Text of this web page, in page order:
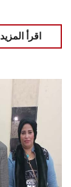
اقرأ المزيد